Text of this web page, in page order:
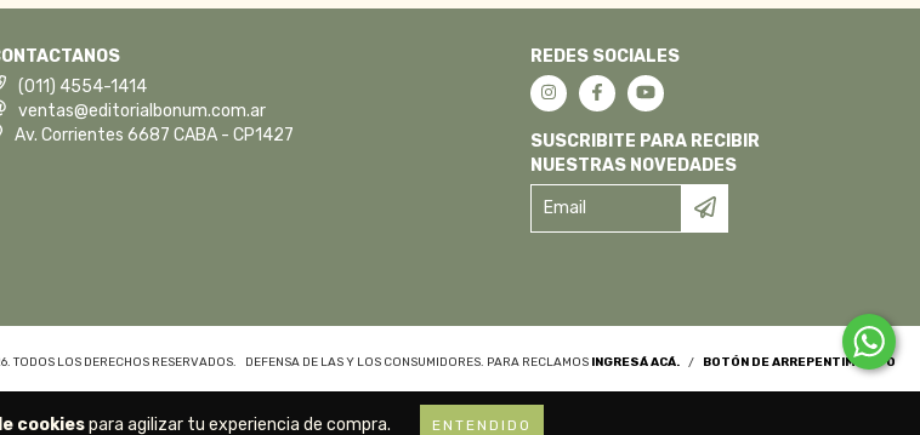
cookiespara agilizar tu experiencia de compra. ENTENDIDO
(011) 4554-1414
ventas@editorialbonum.com.ar
Av. Corrientes 6687 CABA - CP1427
REDES SOCIALES
SUSCRIBITE PARA RECIBIR
NUESTRAS NOVEDADES
TODOS LOS DERECHOS RESERVADOS. DEFENSA DE LAS Y LOS CONSUMIDORES. PARA RECLAMOS INGRESÁ ACÁ. / BOTÓN DE ARREPENTIMIENTO